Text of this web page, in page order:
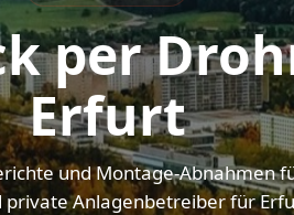
per
Erfurt
und Montage-Abnahmen
private Anlagenbetreiber für